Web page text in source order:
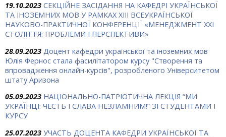
19.10.2023 СЕКЦІЙНЕ ЗАСІДАННЯ НА КАФЕДРІ УКРАЇНСЬКОЇ
ТА ІНОЗЕМНИХ МОВ У РАМКАХ ХIII ВСЕУКРАЇНСЬКОЇ
НАУКОВО-ПРАКТИЧНОЇ КОНФЕРЕНЦІЇ «МЕНЕДЖМЕНТ ХХІ
СТОЛІТТЯ: ПРОБЛЕМИ І ПЕРСПЕКТИВИ»
28.09.2023 Доцент кафедри української та іноземних мов
Юлія Фернос стала фасилітатором курсу "Створення та
впровадження онлайн-курсів", розробленого Університетом
штату Аризона
05.09.2023 НАЦІОНАЛЬНО-ПАТРІОТИЧНА ЛЕКЦІЯ “МИ
УКРАЇНЦІ: ЧЕСТЬ І СЛАВА НЕЗЛАМНИМ!” ЗІ СТУДЕНТАМИ І
КУРСУ
25.07.2023 УЧАСТЬ ДОЦЕНТА КАФЕДРИ УКРАЇНСЬКОЇ ТА